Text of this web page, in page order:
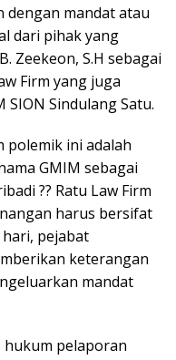
mandat atau
dari pihak yang
Zeekeon, S.H sebagai
Firm yang juga
SION Sindulang Satu.
polemik ini adalah
GMIM sebagai
?? Ratu Law Firm
harus bersifat
pejabat
keterangan
mandat
hukum pelaporan